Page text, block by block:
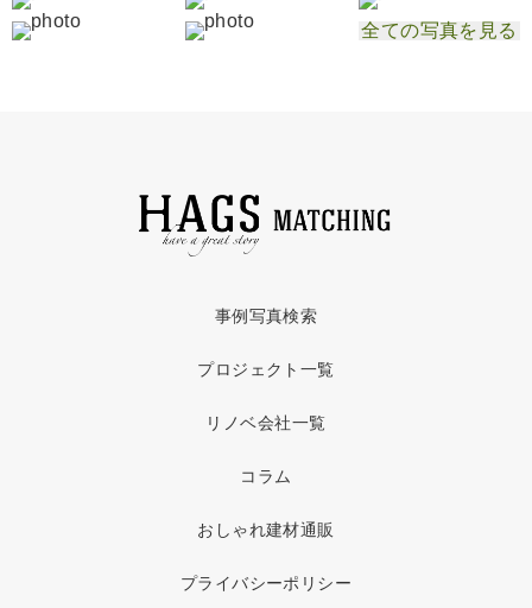
全ての写真を見る
事例写真検索
プロジェクト一覧
リノベ会社一覧
コラム
おしゃれ建材通販
プライバシーポリシー